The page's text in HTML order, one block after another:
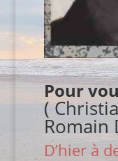
Pour
(
Romain
D’hier à